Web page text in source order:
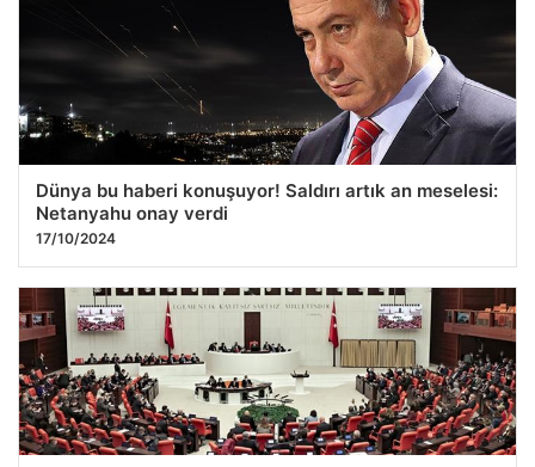
Dünya bu haberi konuşuyor! Saldırı artık an meselesi:
Netanyahu onay verdi
17/10/2024